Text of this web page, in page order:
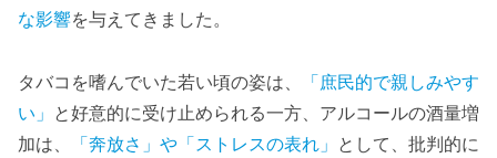
な影響を与えてきました。
タバコを嗜んでいた若い頃の姿は、
「庶民的で親しみやす
い」 と好意的に受け止められる一方、アルコールの酒量増
加は、
「奔放さ」や「ストレスの表れ」 として、批判的に